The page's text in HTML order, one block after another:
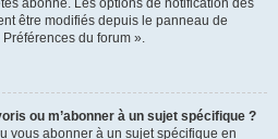
abonné. Les options de notification des
être modifiés depuis le panneau de
du forum ».
ou m’abonner à un sujet spécifique ?
vous abonner à un sujet spécifique en